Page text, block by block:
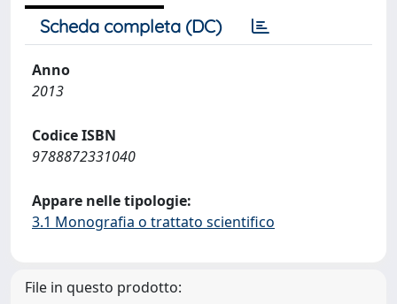
Scheda completa (DC)
Anno
2013
Codice ISBN
9788872331040
Appare nelle tipologie:
3.1 Monografia o trattato scientifico
File in questo prodotto: